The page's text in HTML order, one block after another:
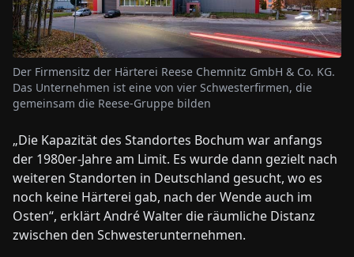
Der Firmensitz der Härterei Reese Chemnitz GmbH & Co. KG.
Das Unternehmen ist eine von vier Schwesterfirmen, die
gemeinsam die Reese-Gruppe bilden
„Die Kapazität des Standortes Bochum war anfangs
der 1980er-Jahre am Limit. Es wurde dann gezielt nach
weiteren Standorten in Deutschland gesucht, wo es
noch keine Härterei gab, nach der Wende auch im
Osten“, erklärt André Walter die räumliche Distanz
zwischen den Schwesterunternehmen.